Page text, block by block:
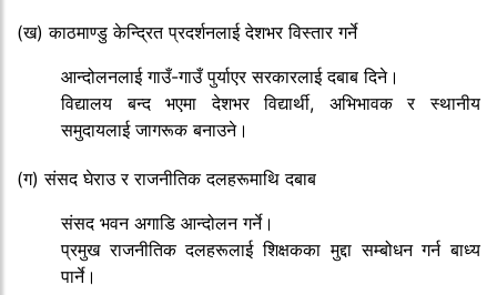
(ख) काठमाण्डु केन्द्रित प्रदर्शनलाई देशभर विस्तार गर्ने
आन्दोलनलाई गाउँ-गाउँ पुर्याएर सरकारलाई दबाब दिने।
विद्यालय बन्द भएमा देशभर विद्यार्थी, अभिभावक र स्थानीय
समुदायलाई जागरूक बनाउने।
(ग) संसद घेराउ र राजनीतिक दलहरूमाथि दबाब
संसद भवन अगाडि आन्दोलन गर्ने।
प्रमुख राजनीतिक दलहरूलाई शिक्षकका मुद्दा सम्बोधन गर्न बाध्य
पार्ने।